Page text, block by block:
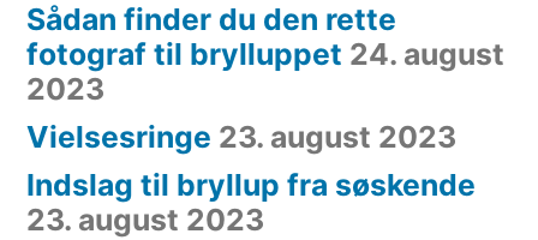
Sådan finder du den rette
fotograf til brylluppet 24. august
2023
Vielsesringe 23. august 2023
Indslag til bryllup fra søskende
23. august 2023